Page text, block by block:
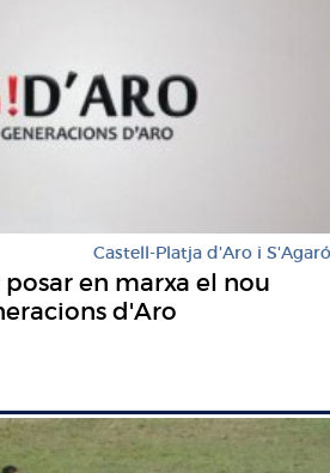
Castell-Platja d'Aro i S'Agaró
en marxa el nou
d'Aro